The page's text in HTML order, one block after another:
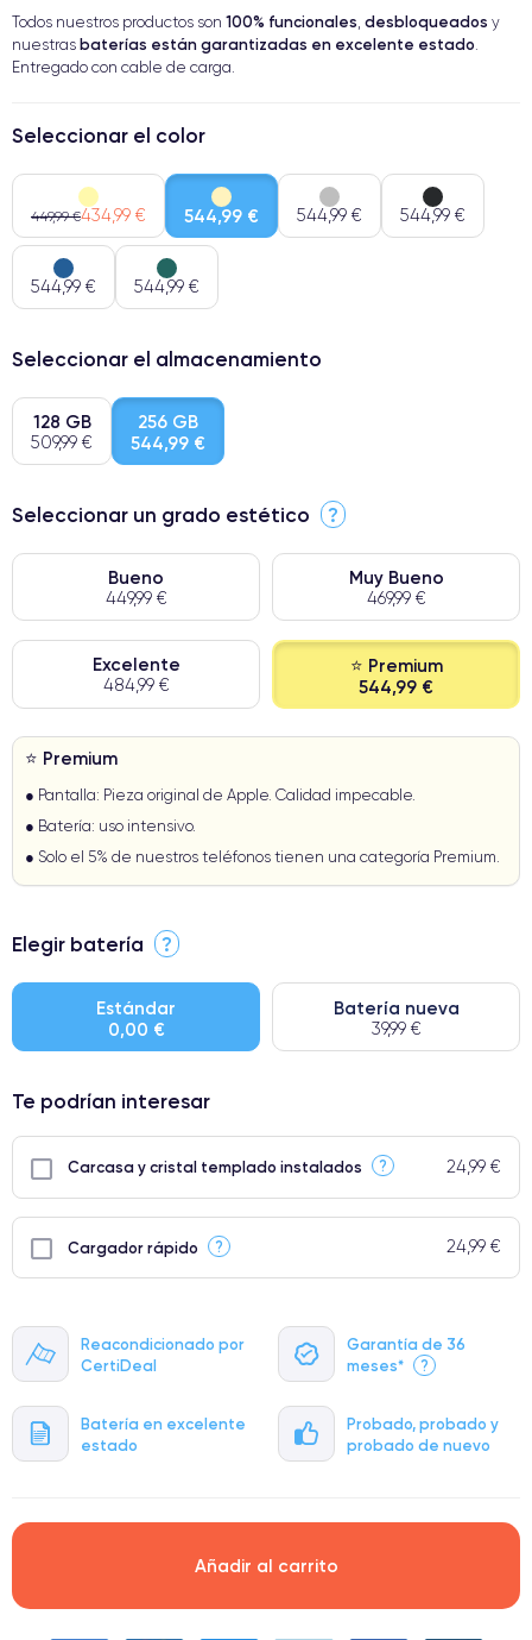
Todos nuestros productos son 100% funcionales, desbloqueados y
nuestras baterías están garantizadas en excelente estado.
Entregado con cable de carga.
Reacondicionado por
CertiDeal
Garantía de 36
meses*
?
Batería en excelente
estado
Probado, probado y
probado de nuevo
Seleccionar el color
449,99 €434,99 € 544,99 € 544,99 € 544,99 €
544,99 € 544,99 €
Seleccionar el almacenamiento
128 GB
509,99 €
256 GB
544,99 €
Seleccionar un grado estético ?
Bueno
449,99 €
Muy Bueno
469,99 €
Excelente
484,99 €
⭐ Premium
544,99 €
⭐ Premium
● Pantalla: Pieza original de Apple. Calidad impecable.
● Batería: uso intensivo.
● Solo el 5% de nuestros teléfonos tienen una categoría Premium.
Elegir batería ?
Estándar
0,00 €
Batería nueva
39,99 €
Te podrían interesar
Carcasa y cristal templado instalados ? 24,99 €
Cargador rápido ? 24,99 €
Añadir al carrito